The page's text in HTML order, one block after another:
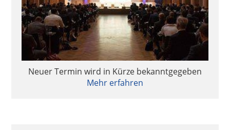
Neuer Termin wird in Kürze bekanntgegeben
Mehr erfahren